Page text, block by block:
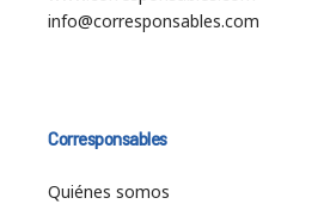
info@corresponsables.com
Corresponsables
Quiénes somos